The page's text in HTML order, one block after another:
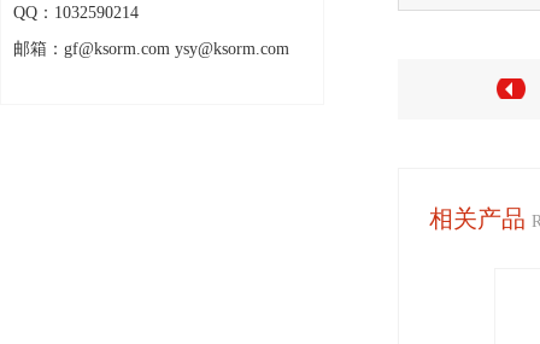
QQ：1032590214
邮箱：gf@ksorm.com ysy@ksorm.com
相关产品